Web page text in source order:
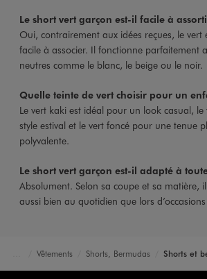
Le short vert garçon est-il facile à
Oui, contrairement aux idées reçues, le vert
facile à associer. Il fonctionne parfaitement
neutres comme le blanc, le beige ou le noir.
Quelle teinte de vert choisir pour un
Le vert kaki est idéal pour un look casual,
style estival et le vert foncé pour une tenue
polyvalente.
Le short vert garçon est-il adapté à
Absolument. Selon sa coupe et sa matière,
aussi bien au quotidien que lors
Vêtements Shorts, Bermudas Shorts et